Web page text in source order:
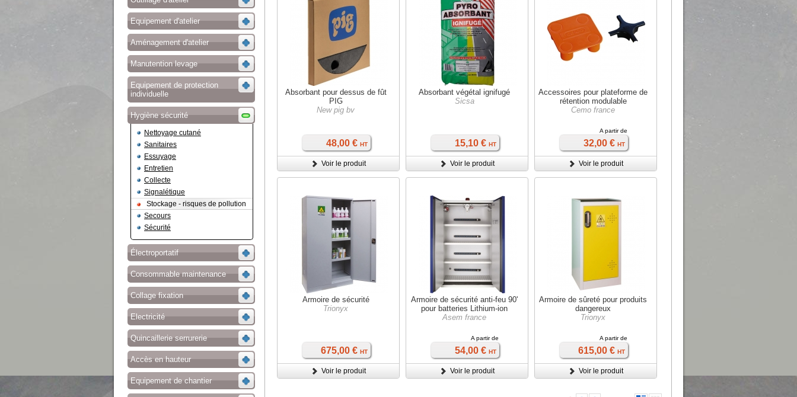
Equipement d'atelier
Aménagement d'atelier
Manutention levage
Equipement de protection
individuelle
Hygiène sécurité
Nettoyage cutané
Sanitaires
Essuyage
Entretien
Collecte
Signalétique
Stockage - risques de pollution
Secours
Sécurité
Électroportatif
Consommable maintenance
Collage fixation
Electricité
Quincaillerie serrurerie
Accès en hauteur
Equipement de chantier
Absorbant pour dessus de fût
PIG
New pig bv
48,00 € HT
Voir le produit
Absorbant végétal ignifugé
Sicsa
15,10 € HT
Voir le produit
Accessoires pour plateforme de
rétention modulable
Cemo france
A partir de
32,00 € HT
Voir le produit
Armoire de sécurité
Trionyx
675,00 € HT
Voir le produit
Armoire de sécurité anti-feu 90'
pour batteries Lithium-ion
Asem france
A partir de
54,00 € HT
Voir le produit
Armoire de sûreté pour produits
dangereux
Trionyx
A partir de
615,00 € HT
Voir le produit